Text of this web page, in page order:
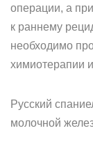
операции, а
к раннему
необходимо
химиотерапии
Русский
молочной